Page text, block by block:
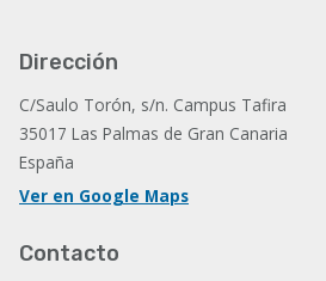
Dirección
C/Saulo Torón, s/n. Campus Tafira
35017 Las Palmas de Gran Canaria
España
Ver en Google Maps
Contacto